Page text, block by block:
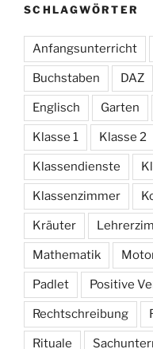
SCHLAGWÖRTER
Anfangsunterricht
Buchstaben DAZ
Englisch Garten
Klasse 1 Klasse 2
Klassendienste
Klassenzimmer
Kräuter
Mathematik
Padlet Positive
Rechtschreibung
Rituale